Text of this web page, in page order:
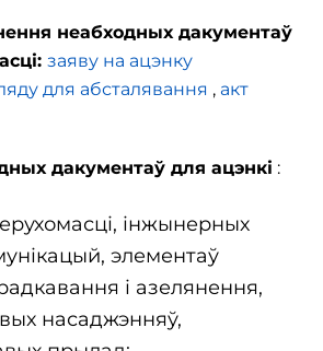
неабходных дакументаў
заяву на ацэнку
для абсталявання , акт
дакументаў для ацэнкі :
інжынерных
элементаў
і азелянення,
насаджэнняў,